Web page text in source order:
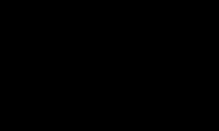
steigen dadurch die